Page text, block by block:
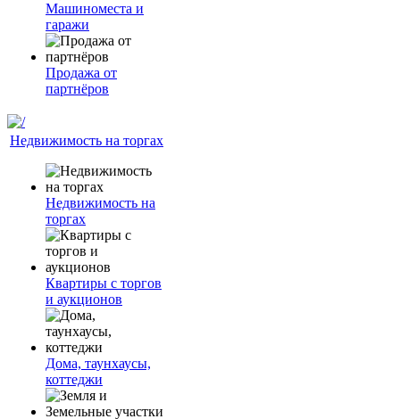
Машиноместа и
гаражи
Продажа от
партнёров
Недвижимость на торгах
Недвижимость на
торгах
Квартиры с торгов
и аукционов
Дома, таунхаусы,
коттеджи